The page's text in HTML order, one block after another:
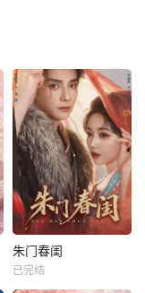
朱门春闺
已完结